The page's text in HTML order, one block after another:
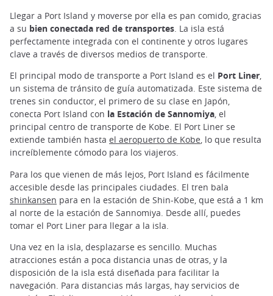
Llegar a Port Island y moverse por ella es pan comido, gracias
a su bien conectada red de transportes. La isla está
perfectamente integrada con el continente y otros lugares
clave a través de diversos medios de transporte.
El principal modo de transporte a Port Island es el Port Liner,
un sistema de tránsito de guía automatizada. Este sistema de
trenes sin conductor, el primero de su clase en Japón,
conecta Port Island con la Estación de Sannomiya, el
principal centro de transporte de Kobe. El Port Liner se
extiende también hasta el aeropuerto de Kobe, lo que resulta
increíblemente cómodo para los viajeros.
Para los que vienen de más lejos, Port Island es fácilmente
accesible desde las principales ciudades. El tren bala
shinkansen para en la estación de Shin-Kobe, que está a 1 km
al norte de la estación de Sannomiya. Desde allí, puedes
tomar el Port Liner para llegar a la isla.
Una vez en la isla, desplazarse es sencillo. Muchas
atracciones están a poca distancia unas de otras, y la
disposición de la isla está diseñada para facilitar la
navegación. Para distancias más largas, hay servicios de